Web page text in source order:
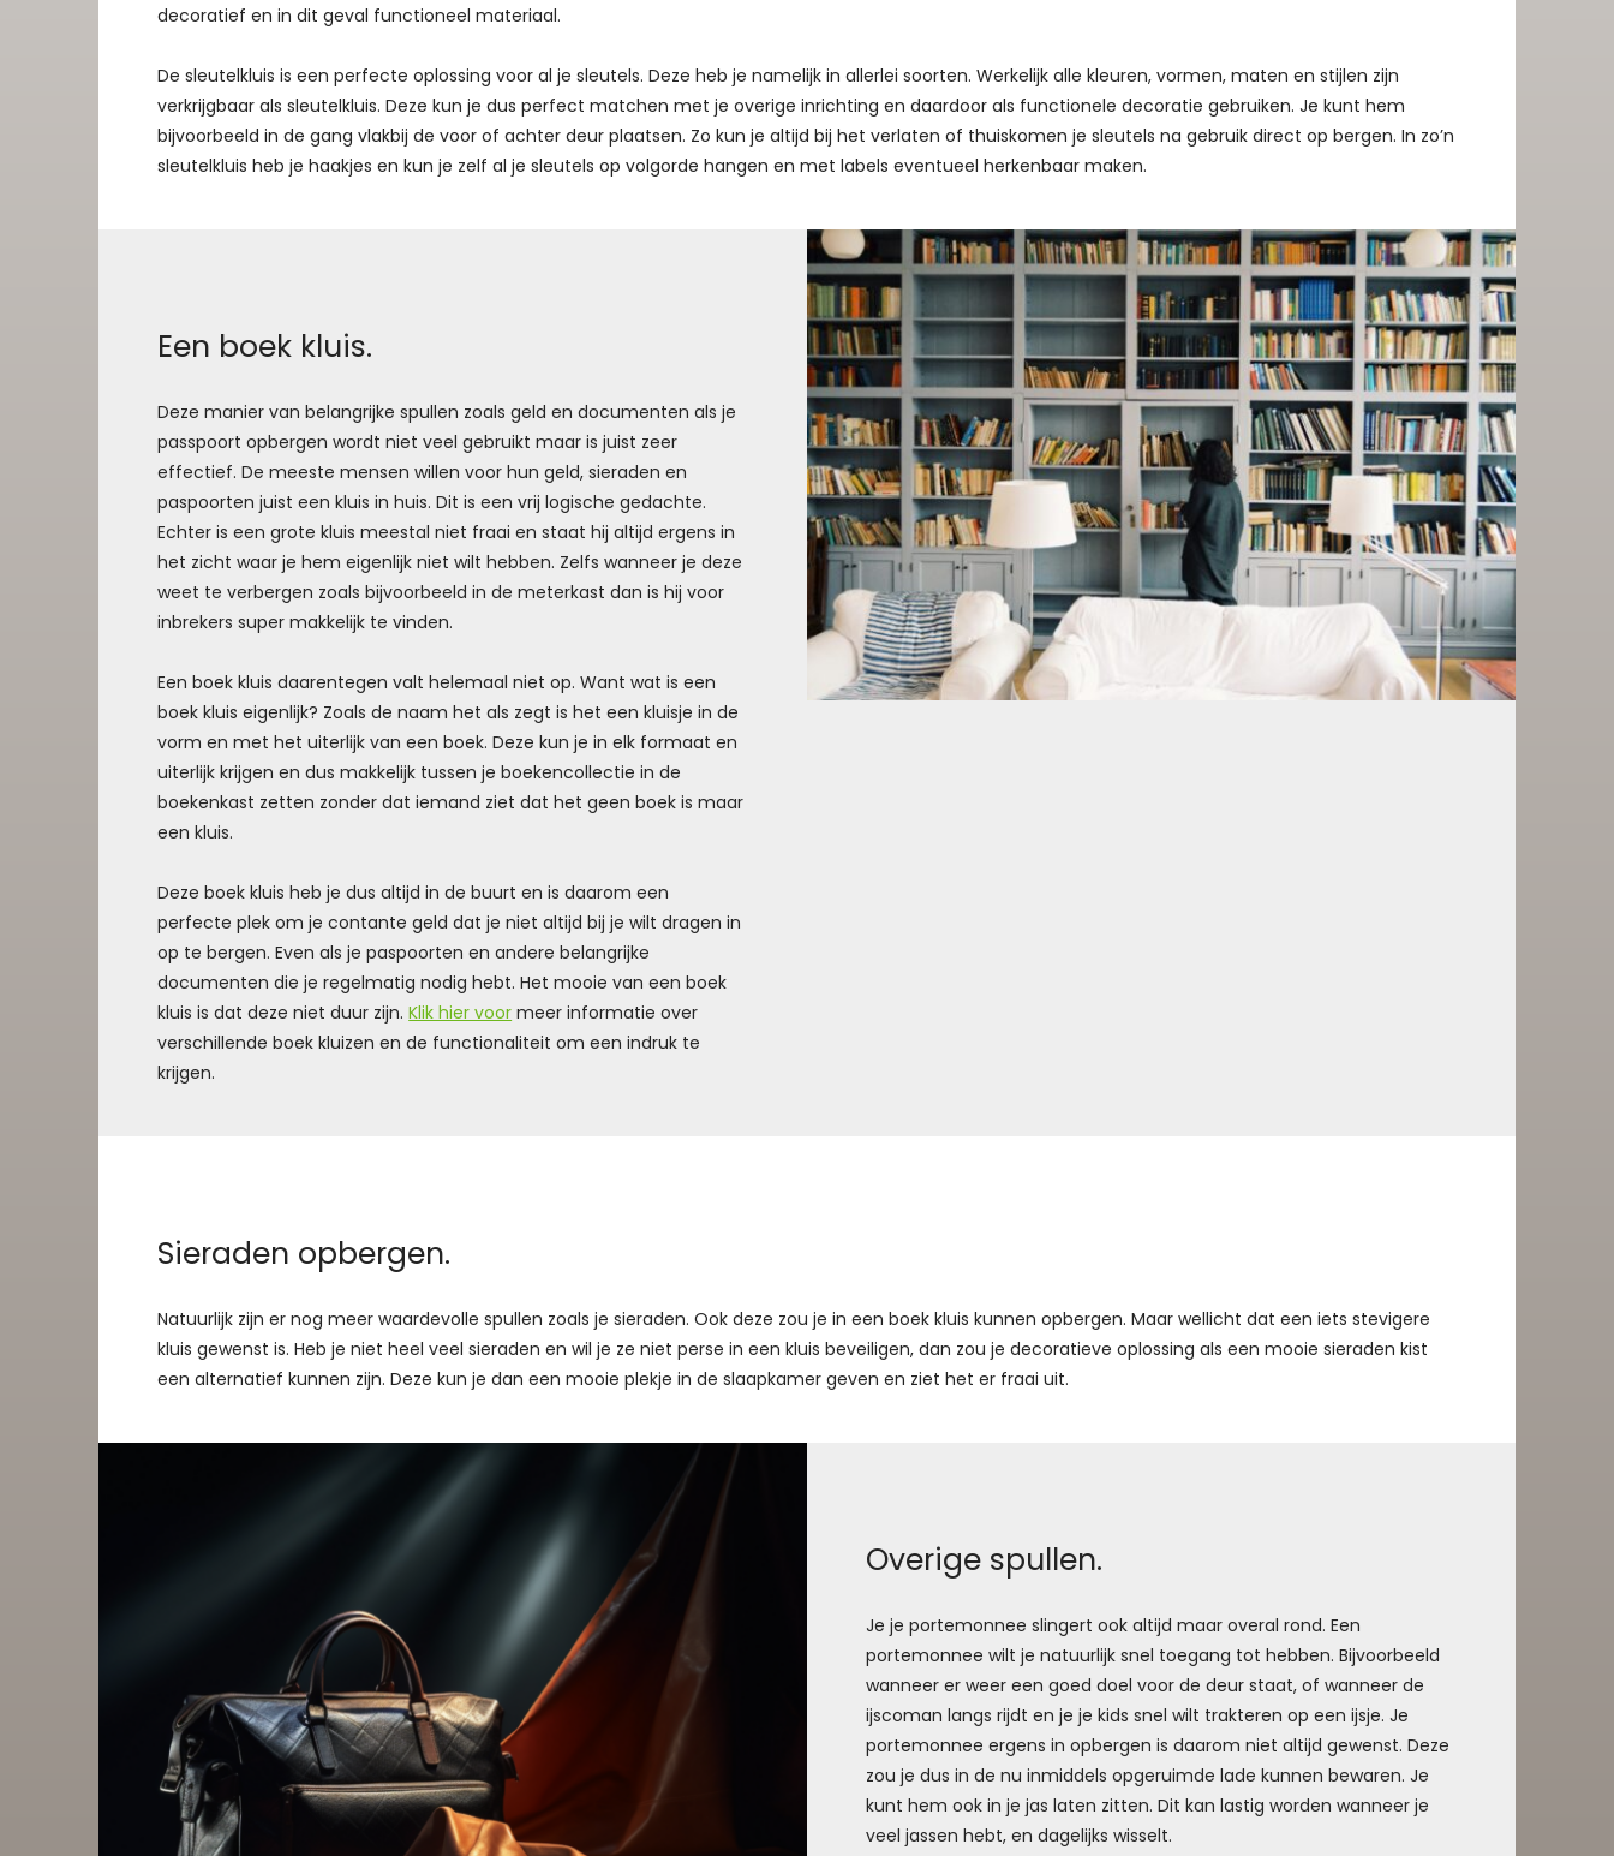
decoratief en in dit geval functioneel materiaal.
De sleutelkluis is een perfecte oplossing voor al je sleutels. Deze heb je namelijk in allerlei soorten. Werkelijk alle kleuren, vormen, maten en stijlen zijn
verkrijgbaar als sleutelkluis. Deze kun je dus perfect matchen met je overige inrichting en daardoor als functionele decoratie gebruiken. Je kunt hem
bijvoorbeeld in de gang vlakbij de voor of achter deur plaatsen. Zo kun je altijd bij het verlaten of thuiskomen je sleutels na gebruik direct op bergen. In zo’n
sleutelkluis heb je haakjes en kun je zelf al je sleutels op volgorde hangen en met labels eventueel herkenbaar maken.
Een boek kluis.
Deze manier van belangrijke spullen zoals geld en documenten als je
passpoort opbergen wordt niet veel gebruikt maar is juist zeer
effectief. De meeste mensen willen voor hun geld, sieraden en
paspoorten juist een kluis in huis. Dit is een vrij logische gedachte.
Echter is een grote kluis meestal niet fraai en staat hij altijd ergens in
het zicht waar je hem eigenlijk niet wilt hebben. Zelfs wanneer je deze
weet te verbergen zoals bijvoorbeeld in de meterkast dan is hij voor
inbrekers super makkelijk te vinden.
Een boek kluis daarentegen valt helemaal niet op. Want wat is een
boek kluis eigenlijk? Zoals de naam het als zegt is het een kluisje in de
vorm en met het uiterlijk van een boek. Deze kun je in elk formaat en
uiterlijk krijgen en dus makkelijk tussen je boekencollectie in de
boekenkast zetten zonder dat iemand ziet dat het geen boek is maar
een kluis.
Deze boek kluis heb je dus altijd in de buurt en is daarom een
perfecte plek om je contante geld dat je niet altijd bij je wilt dragen in
op te bergen. Even als je paspoorten en andere belangrijke
documenten die je regelmatig nodig hebt. Het mooie van een boek
kluis is dat deze niet duur zijn.Klik hier voor meer informatie over
verschillende boek kluizen en de functionaliteit om een indruk te
krijgen.
Sieraden opbergen.
Natuurlijk zijn er nog meer waardevolle spullen zoals je sieraden. Ook deze zou je in een boek kluis kunnen opbergen. Maar wellicht dat een iets stevigere
kluis gewenst is. Heb je niet heel veel sieraden en wil je ze niet perse in een kluis beveiligen, dan zou je decoratieve oplossing als een mooie sieraden kist
een alternatief kunnen zijn. Deze kun je dan een mooie plekje in de slaapkamer geven en ziet het er fraai uit.
Overige spullen.
Je je portemonnee slingert ook altijd maar overal rond. Een
portemonnee wilt je natuurlijk snel toegang tot hebben. Bijvoorbeeld
wanneer er weer een goed doel voor de deur staat, of wanneer de
ijscoman langs rijdt en je je kids snel wilt trakteren op een ijsje. Je
portemonnee ergens in opbergen is daarom niet altijd gewenst. Deze
zou je dus in de nu inmiddels opgeruimde lade kunnen bewaren. Je
kunt hem ook in je jas laten zitten. Dit kan lastig worden wanneer je
veel jassen hebt, en dagelijks wisselt.